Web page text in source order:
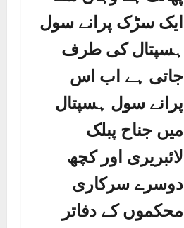
ایک سڑک پرانے سول
ہسپتال کی طرف
جاتی ہے اب اس
پرانے سول ہسپتال
میں جناح پبلک
لائبریری اور کچھ
دوسرے سرکاری
محکموں کے دفاتر